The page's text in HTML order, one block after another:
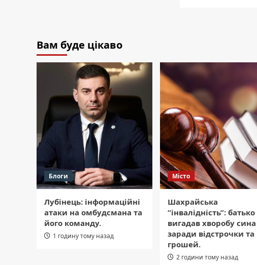
Вам буде цікаво
Блоги
Лубінець: інформаційні
атаки на омбудсмана та
його команду.
1 годину тому назад
Місто
Шахрайська
“інвалідність”: батько
вигадав хворобу сина
заради відстрочки та
грошей.
2 години тому назад